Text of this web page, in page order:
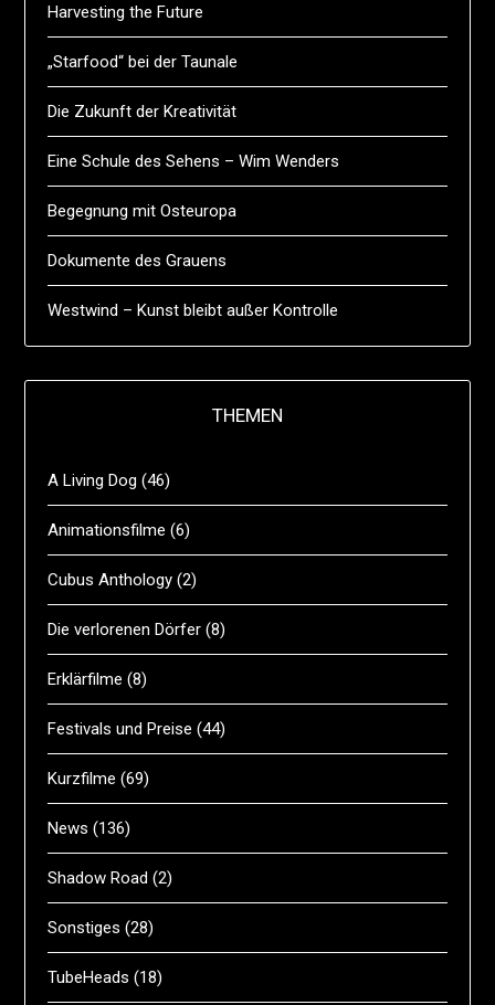
Harvesting the Future
„Starfood“ bei der Taunale
Die Zukunft der Kreativität
Eine Schule des Sehens – Wim Wenders
Begegnung mit Osteuropa
Dokumente des Grauens
Westwind – Kunst bleibt außer Kontrolle
THEMEN
A Living Dog (46)
Animationsfilme (6)
Cubus Anthology (2)
Die verlorenen Dörfer (8)
Erklärfilme (8)
Festivals und Preise (44)
Kurzfilme (69)
News (136)
Shadow Road (2)
Sonstiges (28)
TubeHeads (18)